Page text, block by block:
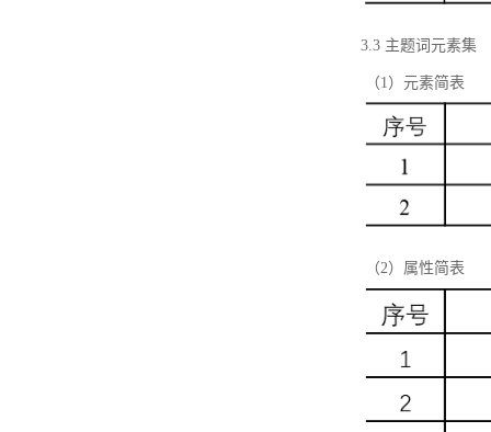
3.3 主题词元素集
（1）元素简表
（2）属性简表